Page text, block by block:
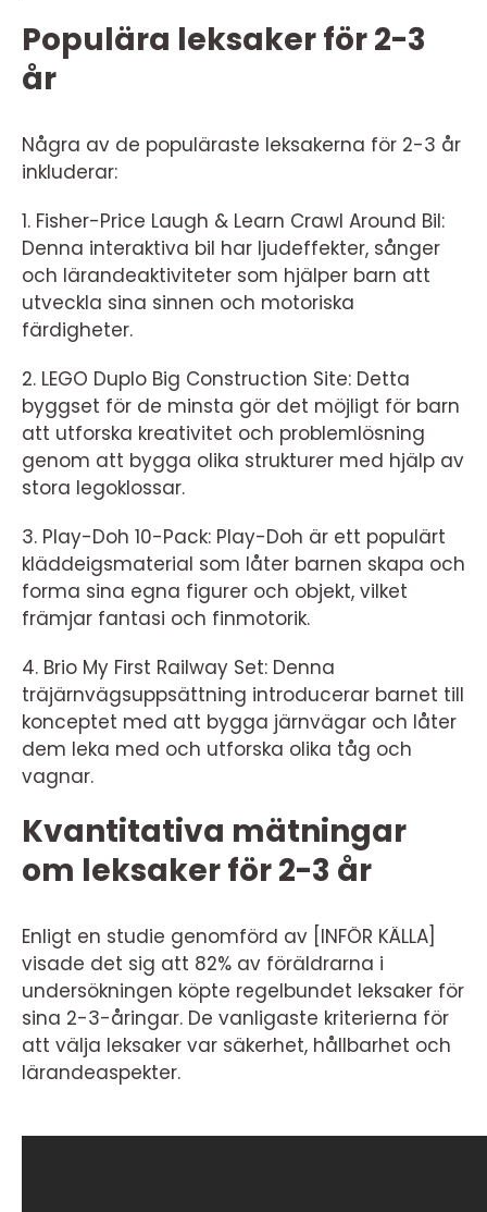
Populära leksaker för 2-3
år
Några av de populäraste leksakerna för 2-3 år
inkluderar:
1. Fisher-Price Laugh & Learn Crawl Around Bil:
Denna interaktiva bil har ljudeffekter, sånger
och lärandeaktiviteter som hjälper barn att
utveckla sina sinnen och motoriska
färdigheter.
2. LEGO Duplo Big Construction Site: Detta
byggset för de minsta gör det möjligt för barn
att utforska kreativitet och problemlösning
genom att bygga olika strukturer med hjälp av
stora legoklossar.
3. Play-Doh 10-Pack: Play-Doh är ett populärt
kläddeigsmaterial som låter barnen skapa och
forma sina egna figurer och objekt, vilket
främjar fantasi och finmotorik.
4. Brio My First Railway Set: Denna
träjärnvägsuppsättning introducerar barnet till
konceptet med att bygga järnvägar och låter
dem leka med och utforska olika tåg och
vagnar.
Kvantitativa mätningar
om leksaker för 2-3 år
Enligt en studie genomförd av [INFÖR KÄLLA]
visade det sig att 82% av föräldrarna i
undersökningen köpte regelbundet leksaker för
sina 2-3-åringar. De vanligaste kriterierna för
att välja leksaker var säkerhet, hållbarhet och
lärandeaspekter.